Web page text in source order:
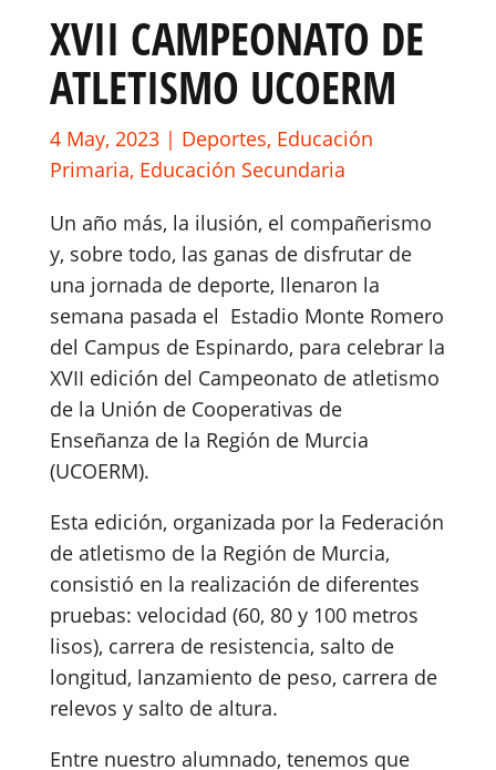
XVII CAMPEONATO DE
ATLETISMO UCOERM
4 May, 2023| Deportes, Educación
Primaria, Educación Secundaria
Un año más, la ilusión, el compañerismo
y, sobre todo, las ganas de disfrutar de
una jornada de deporte, llenaron la
semana pasada el Estadio Monte Romero
del Campus de Espinardo, para celebrar la
XVII edición del Campeonato de atletismo
de la Unión de Cooperativas de
Enseñanza de la Región de Murcia
(UCOERM).
Esta edición, organizada por la Federación
de atletismo de la Región de Murcia,
consistió en la realización de diferentes
pruebas: velocidad (60, 80 y 100 metros
lisos), carrera de resistencia, salto de
longitud, lanzamiento de peso, carrera de
relevos y salto de altura.
Entre nuestro alumnado, tenemos que